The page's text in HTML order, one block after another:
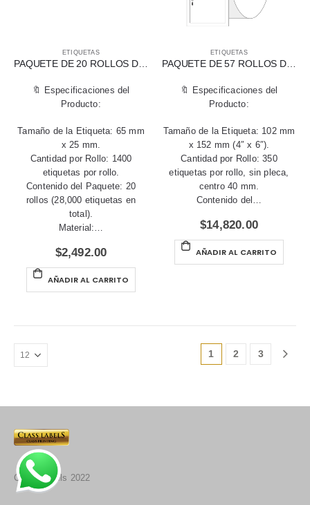
ETIQUETAS
🔖 Especificaciones del
Producto:
Tamaño de la Etiqueta: 65 mm
x 25 mm.
Cantidad por Rollo: 1400
etiquetas por rollo.
Contenido del Paquete: 20
rollos (28,000 etiquetas en
total).
Material:…
$2,492.00
AÑADIR AL CARRITO
ETIQUETAS
🔖 Especificaciones del
Producto:
Tamaño de la Etiqueta: 102 mm
x 152 mm (4″ x 6″).
Cantidad por Rollo: 350
etiquetas por rollo, sin pleca,
centro 40 mm.
Contenido del…
$14,820.00
AÑADIR AL CARRITO
1 2 3
Class Labels 2022